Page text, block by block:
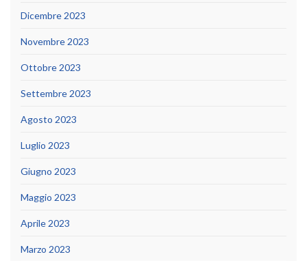
Dicembre 2023
Novembre 2023
Ottobre 2023
Settembre 2023
Agosto 2023
Luglio 2023
Giugno 2023
Maggio 2023
Aprile 2023
Marzo 2023